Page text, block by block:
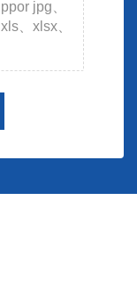
jpg、
、xlsx、